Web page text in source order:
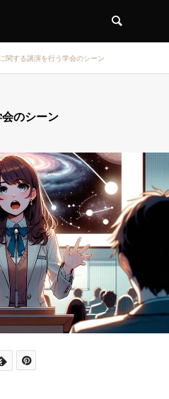
関する講演を行う学会のシーン
のシーン